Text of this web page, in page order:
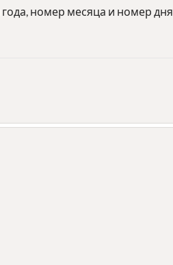
номер месяца и номер дня.